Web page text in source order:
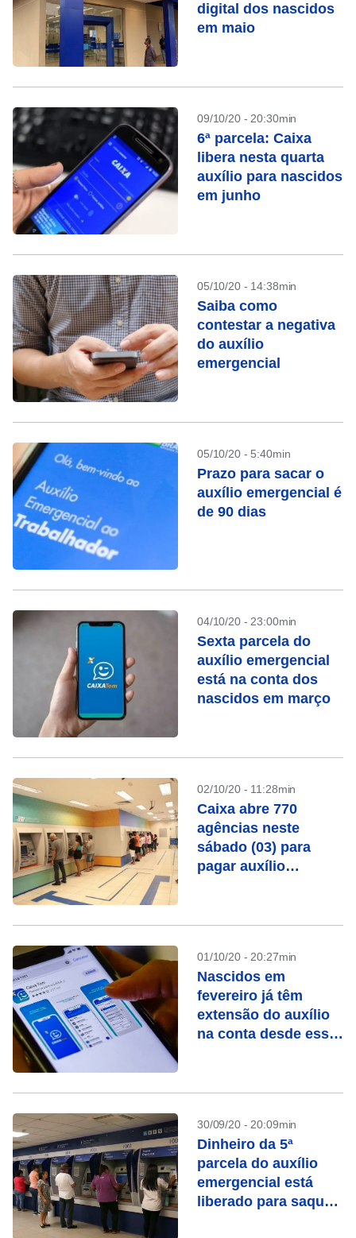
digital dos nascidos
em maio
09/10/20 - 20:30min
6ª parcela: Caixa
libera nesta quarta
auxílio para nascidos
em junho
05/10/20 - 14:38min
Saiba como
contestar a negativa
do auxílio
emergencial
05/10/20 - 5:40min
Prazo para sacar o
auxílio emergencial é
de 90 dias
04/10/20 - 23:00min
Sexta parcela do
auxílio emergencial
está na conta dos
nascidos em março
02/10/20 - 11:28min
Caixa abre 770
agências neste
sábado (03) para
pagar auxílio
01/10/20 - 20:27min
Nascidos em
fevereiro já têm
extensão do auxílio
na conta desde essa
30/09/20 - 20:09min
Dinheiro da 5ª
parcela do auxílio
emergencial está
liberado para saque